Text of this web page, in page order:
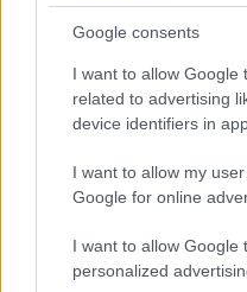
Google consents
I want to allow Google
related to advertising
device identifiers in
I want to allow my
Google for online
I want to allow Google
personalized
si chiedono: quali
adottate per fermare
momento di ribellarsi e
cambia rotta, o Roma
palcoscenico dove i
Precedente
Roma nel caos: